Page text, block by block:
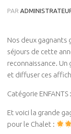
PAR
Nos deux gagnants
séjours de cette
reconnaissance.
et diffuser ces
Catégorie ENFANTS :
Et voici la grande
pour le Chalet :